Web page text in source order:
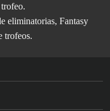
eliminatorias, Fantasy
trofeos.